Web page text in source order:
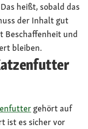
heißt, sobald das
der Inhalt gut
Beschaffenheit und
bleiben.
gehört auf
ist es sicher vor